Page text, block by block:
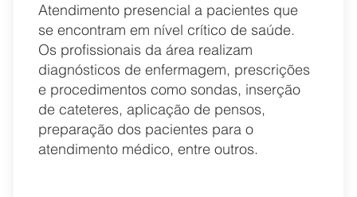
Atendimento presencial a pacientes que
se encontram em nível crítico de saúde.
Os profissionais da área realizam
diagnósticos de enfermagem, prescrições
e procedimentos como sondas, inserção
de cateteres, aplicação de pensos,
preparação dos pacientes para o
atendimento médico, entre outros.